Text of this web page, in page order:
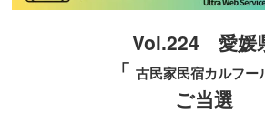
Vol.224 愛媛
「 古民家民宿カルフー
ご当選